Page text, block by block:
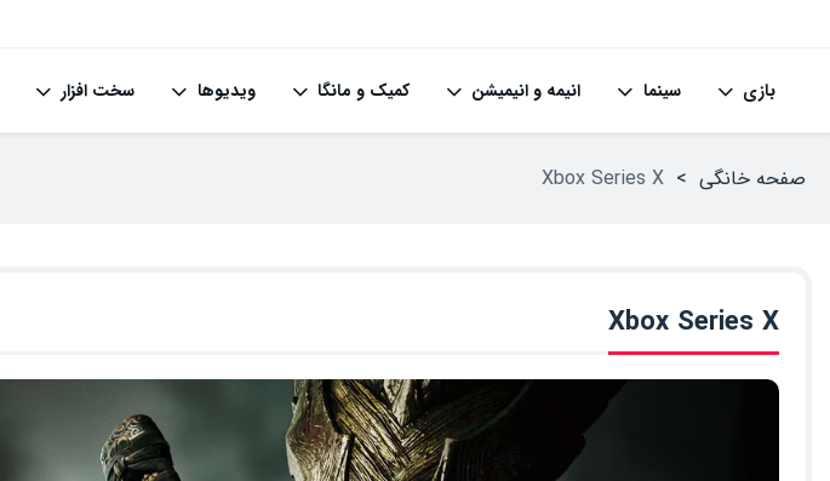
بازی سینما انیمه و انیمیشن کمیک و مانگا ویدیوها سخت افزار
صفحه خانگی >
Xbox Series X
Xbox Series X